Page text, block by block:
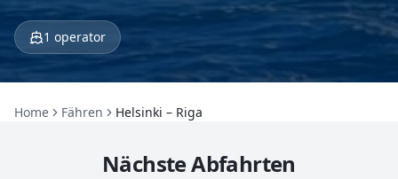
1 operator
Home Fähren Helsinki – Riga
Nächste Abfahrten